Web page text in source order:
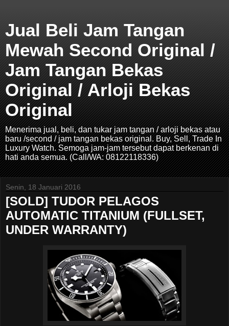
Jual Beli Jam Tangan
Mewah Second Original /
Jam Tangan Bekas
Original / Arloji Bekas
Original
Menerima jual, beli, dan tukar jam tangan / arloji bekas atau
baru /second / jam tangan bekas original. Buy, Sell, Trade In
Luxury Watch. Semoga jam-jam tersebut dapat berkenan di
hati anda semua. (Call/WA: 08122118336)
Senin, 18 Januari 2016
[SOLD] TUDOR PELAGOS
AUTOMATIC TITANIUM (FULLSET,
UNDER WARRANTY)